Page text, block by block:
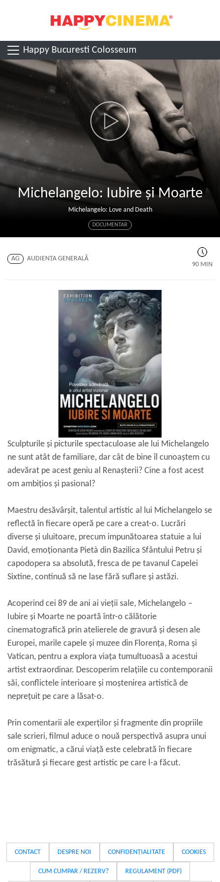
Happy Bucuresti Colosseum
Michelangelo: Iubire și Moarte
Michelangelo: Love and Death
DOCUMENTAR
AG
AUDIENŢA GENERALĂ
90 MIN
Sculpturile și picturile spectaculoase ale lui Michelangelo
ne sunt atât de familiare, dar cât de bine îl cunoaștem cu
adevărat pe acest geniu al Renașterii? Cine a fost acest
om ambițios și pasional?
Maestru desăvârșit, talentul artistic al lui Michelangelo se
reflectă în fiecare operă pe care a creat-o. Lucrări
diverse și uluitoare, precum impunătoarea statuie a lui
David, emoționanta Pietà din Bazilica Sfântului Petru și
capodopera sa absolută, fresca de pe tavanul Capelei
Sixtine, continuă să ne lase fără suflare și astăzi.
Acoperind cei 89 de ani ai vieții sale, Michelangelo –
Iubire și Moarte ne poartă într-o călătorie
cinematografică prin atelierele de gravură și desen ale
Europei, marile capele și muzee din Florența, Roma și
Vatican, pentru a explora viața tumultuoasă a acestui
artist extraordinar. Descoperim relațiile cu contemporanii
săi, conflictele interioare și moștenirea artistică de
neprețuit pe care a lăsat-o.
Prin comentarii ale experților și fragmente din propriile
sale scrieri, filmul aduce o nouă perspectivă asupra unui
om enigmatic, a cărui viață este celebrată în fiecare
trăsătură și fiecare gest artistic pe care l-a făcut.
CONTACT DESPRE NOI CONFIDENȚIALITATE COOKIES
CUM CUMPAR / REZERV? REGULAMENT (PDF)